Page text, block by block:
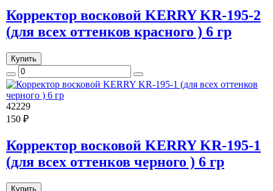
Корректор восковой KERRY KR-195-2
(для всех оттенков красного ) 6 гр
Купить
42229
150 ₽
Корректор восковой KERRY KR-195-1
(для всех оттенков черного ) 6 гр
Купить